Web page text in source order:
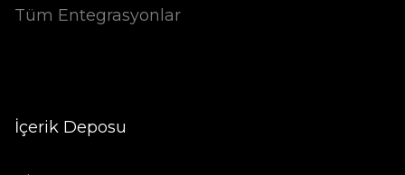
Tüm Entegrasyonlar
İçerik Deposu